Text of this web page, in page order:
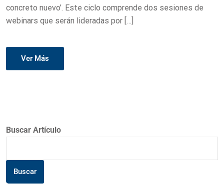
concreto nuevo’. Este ciclo comprende dos sesiones de
webinars que serán lideradas por […]
Ver Más
Buscar Artículo
Buscar